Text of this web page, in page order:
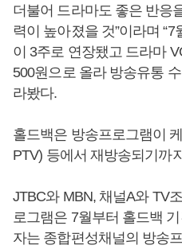
더불어 드라마도 좋은 반응
력이 높아졌을 것”이라며
이 3주로 연장됐고 드라마
500원으로 올라 방송유통
라봤다.
홀드백은 방송프로그램이
PTV) 등에서 재방송되기까
JTBC와 MBN, 채널A와 TV
로그램은 7월부터 홀드백
자는 종합편성채널의 방송